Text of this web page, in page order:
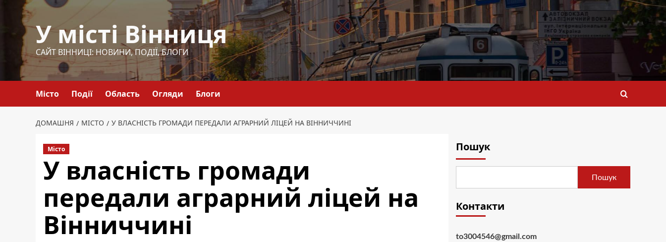
Перейти
У місті Вінниця
САЙТ ВІННИЦІ: НОВИНИ, ПОДІЇ, БЛОГИ
Місто Події Область Огляди Блоги
ДОМАШНЯ МІСТО У ВЛАСНІСТЬ ГРОМАДИ ПЕРЕДАЛИ АГРАРНИЙ ЛІЦЕЙ НА ВІННИЧЧИНІ
Місто
У власність громади
передали аграрний ліцей на
Вінниччині
Пошук
Пошук
Контакти
to3004546@gmail.com